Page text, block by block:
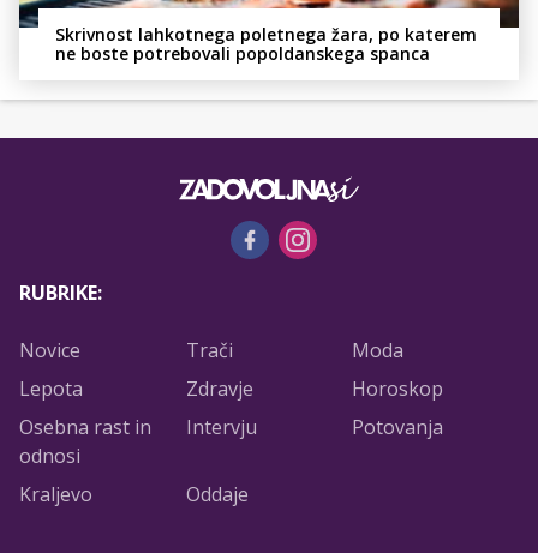
Skrivnost lahkotnega poletnega žara, po katerem
ne boste potrebovali popoldanskega spanca
RUBRIKE:
Novice Trači
Moda
Lepota
Zdravje
Horoskop
Osebna rast in
odnosi
Intervju Potovanja
Kraljevo Oddaje